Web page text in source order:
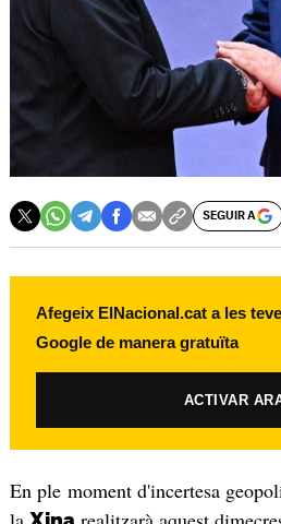
SEGUIR A
Afegeix ElNacional.cat a les
Google de manera gratuïta
ACTIVAR
En ple moment d'incertesa